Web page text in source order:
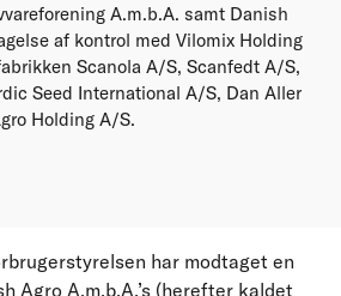
A.m.b.A. samt Danish
af kontrol med Vilomix Holding
Scanola A/S, Scanfedt A/S,
Seed International A/S, Dan Aller
Holding A/S.
har modtaget en
Agro A.m.b.A.’s (herefter kaldet